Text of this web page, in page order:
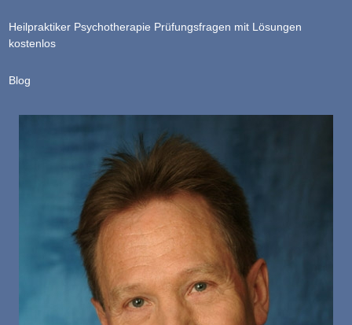
Heilpraktiker Psychotherapie Prüfungsfragen mit Lösungen
kostenlos
Blog